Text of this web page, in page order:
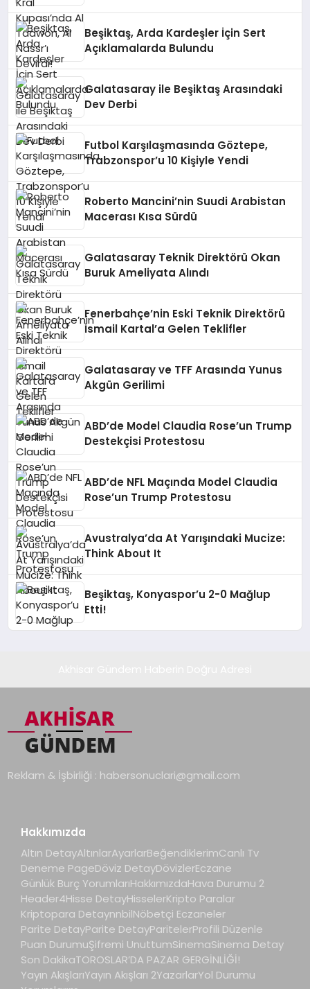
Beşiktaş, Arda Kardeşler İçin Sert
Açıklamalarda Bulundu
Galatasaray ile Beşiktaş Arasındaki
Dev Derbi
Futbol Karşılaşmasında Göztepe,
Trabzonspor’u 10 Kişiyle Yendi
Roberto Mancini’nin Suudi Arabistan
Macerası Kısa Sürdü
Galatasaray Teknik Direktörü Okan
Buruk Ameliyata Alındı
Fenerbahçe’nin Eski Teknik Direktörü
İsmail Kartal’a Gelen Teklifler
Galatasaray ve TFF Arasında Yunus
Akgün Gerilimi
ABD’de Model Claudia Rose’un Trump
Destekçisi Protestosu
ABD’de NFL Maçında Model Claudia
Rose’un Trump Protestosu
Avustralya’da At Yarışındaki Mucize:
Think About It
Beşiktaş, Konyaspor’u 2-0 Mağlup
Etti!
Reklam & İşbirliği : habersonuclari@gmail.com
Hakkımızda
Altın DetayAltınlarAyarlarBeğendiklerimCanlı Tv
Deneme PageDöviz DetayDövizlerEczane
Günlük Burç YorumlarıHakkımızdaHava Durumu 2
Header4Hisse DetayHisselerKripto Paralar
Kriptopara DetaynnbilNöbetçi Eczaneler
Parite DetayParite DetayParitelerProfili Düzenle
Puan DurumuŞifremi UnuttumSinemaSinema Detay
Son DakikaTOROSLAR’DA PAZAR GERGİNLİĞİ!
Yayın AkışlarıYayın Akışları 2YazarlarYol Durumu